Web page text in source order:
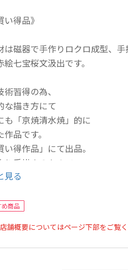
い得品》
磁器で手作りロクロ成型、手
絵七宝桜文汲出です。
術習得の為、
な描き方にて
も「京焼清水焼」的に
品です。
い得作品」にて出品。
手描きのもので、
格は大変お買い得です。
何もありませんのでご安心下
ある形で手に馴染む汲出です。
見る
め商品
舗概要についてはページ下部をご覧く